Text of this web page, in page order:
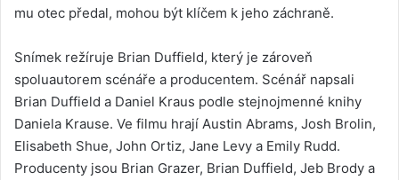
mu otec předal, mohou být klíčem k jeho záchraně.
Snímek režíruje Brian Duffield, který je zároveň
spoluautorem scénáře a producentem. Scénář napsali
Brian Duffield a Daniel Kraus podle stejnojmenné knihy
Daniela Krause. Ve filmu hrají Austin Abrams, Josh Brolin,
Elisabeth Shue, John Ortiz, Jane Levy a Emily Rudd.
Producenty jsou Brian Grazer, Brian Duffield, Jeb Brody a